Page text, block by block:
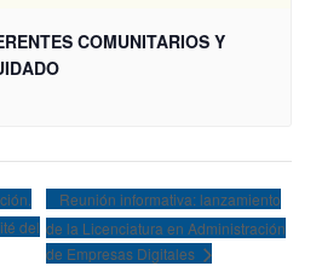
COMUNITARIOS Y
del
Reunión informativa: lanzamiento
de la Licenciatura en Administración
de Empresas Digitales